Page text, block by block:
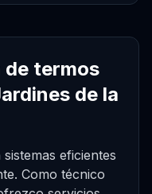
de termos
de la
eficientes
Como técnico